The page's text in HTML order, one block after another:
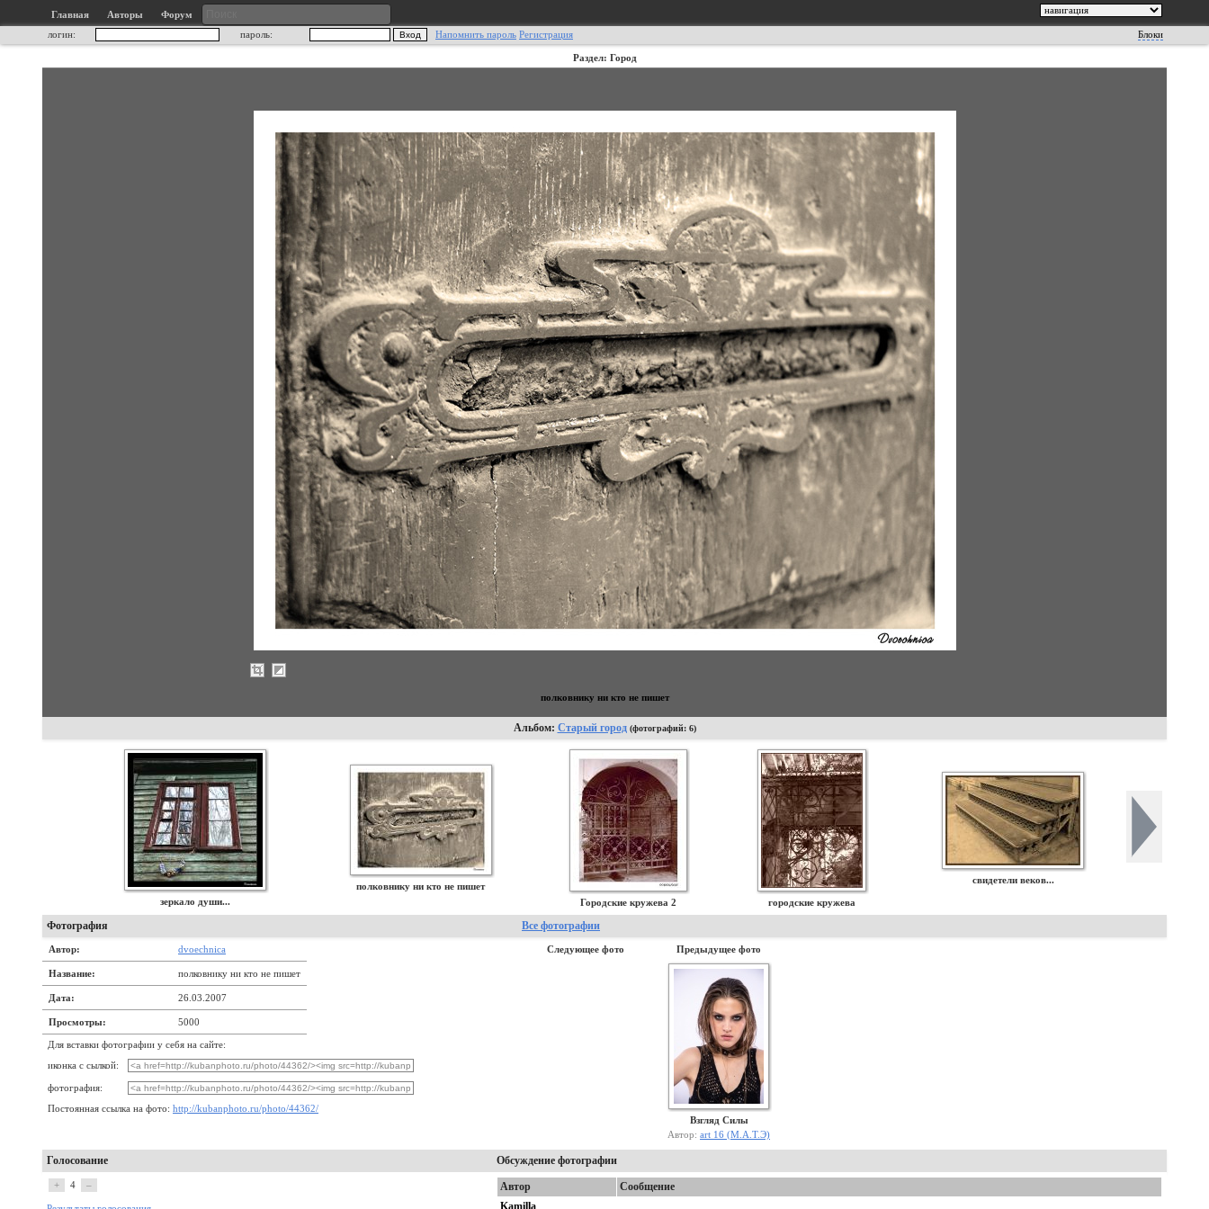
Главная Авторы
Форум
логин:
пароль: Напомнить пароль Регистрация Блоки
Раздел: Город
полковнику ни кто не пишет
Альбом: Старый город (фотографий: 6)
зеркало души...
полковнику ни кто не пишет
Городские кружева 2
городские кружева
свидетели веков...
Фотография Все фотографии
Автор: dvoechnica
Название: полковнику ни кто не пишет
Дата: 26.03.2007
Просмотры: 5000
Для вставки фотографии у себя на сайте:
иконка с сылкой:
фотография:
Постоянная ссылка на фото: http://kubanphoto.ru/photo/44362/
Следующее фото Предыдущее фото
Взгляд Силы
Автор: art 16 (М.А.Т.Э)
Голосование Обсуждение фотографии
+ 4 – Автор
Сообщение
Kamilla